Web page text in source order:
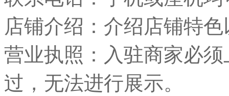
店铺介绍：介绍店铺特
营业执照：入驻商家必
过，无法进行展示。